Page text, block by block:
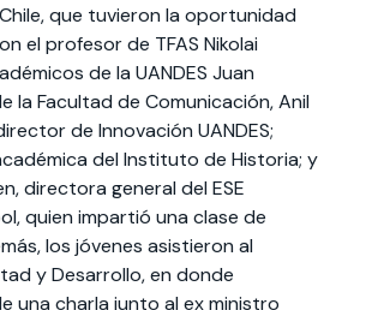
que tuvieron la oportunidad
el profesor de TFAS Nikolai
de la UANDES Juan
la Facultad de Comunicación, Anil
de Innovación UANDES;
del Instituto de Historia; y
directora general del ESE
quien impartió una clase de
los jóvenes asistieron al
y Desarrollo, en donde
una charla junto al ex ministro